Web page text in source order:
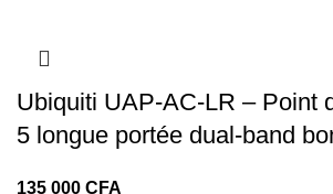
Ubiquiti UAP‑AC‑LR – Point
5 longue portée dual-band
CFA